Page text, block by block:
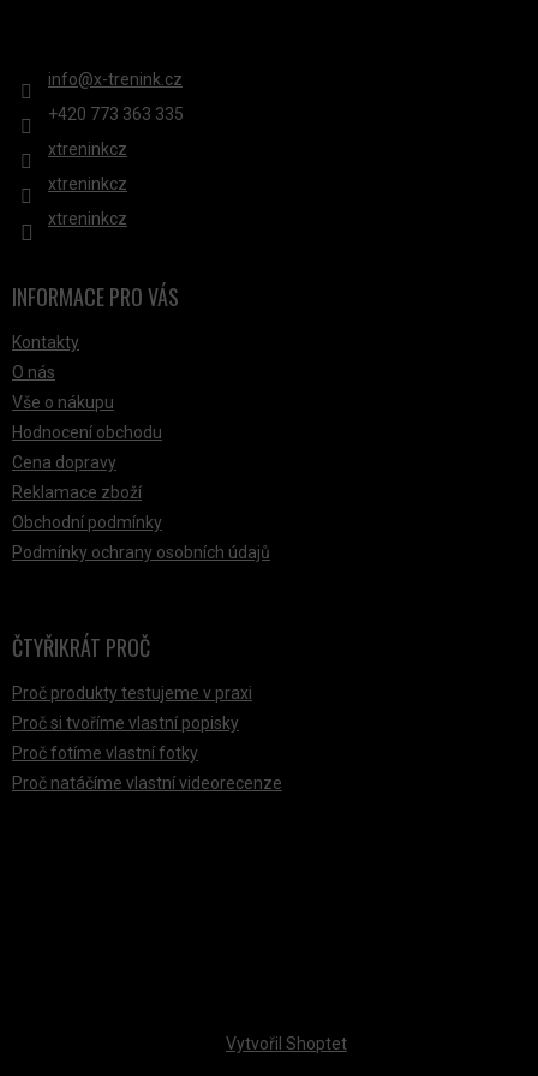
info@x-trenink.cz
+420 ‭773 363 335
xtreninkcz
xtreninkcz
xtreninkcz
INFORMACE PRO VÁS
Kontakty
O nás
Vše o nákupu
Hodnocení obchodu
Cena dopravy
Reklamace zboží
Obchodní podmínky
Podmínky ochrany osobních údajů
ČTYŘIKRÁT PROČ
Proč produkty testujeme v praxi
Proč si tvoříme vlastní popisky
Proč fotíme vlastní fotky
Proč natáčíme vlastní videorecenze
Vytvořil Shoptet